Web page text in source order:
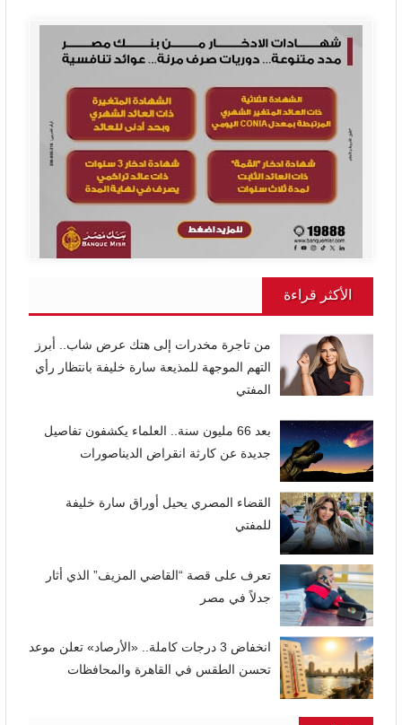
الأكثر قراءة
من تاجرة مخدرات إلى هتك عرض شاب.. أبرز
التهم الموجهة للمذيعة سارة خليفة بانتظار رأي
المفتي
بعد 66 مليون سنة.. العلماء يكشفون تفاصيل
جديدة عن كارثة انقراض الديناصورات
القضاء المصري يحيل أوراق سارة خليفة
للمفتي
تعرف على قصة “القاضي المزيف” الذي أثار
جدلاً في مصر
انخفاض 3 درجات كاملة.. «الأرصاد» تعلن موعد
تحسن الطقس في القاهرة والمحافظات